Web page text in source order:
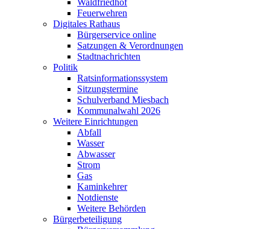
Waldfriedhof
Feuerwehren
Digitales Rathaus
Bürgerservice online
Satzungen & Verordnungen
Stadtnachrichten
Politik
Ratsinformationssystem
Sitzungstermine
Schulverband Miesbach
Kommunalwahl 2026
Weitere Einrichtungen
Abfall
Wasser
Abwasser
Strom
Gas
Kaminkehrer
Notdienste
Weitere Behörden
Bürgerbeteiligung